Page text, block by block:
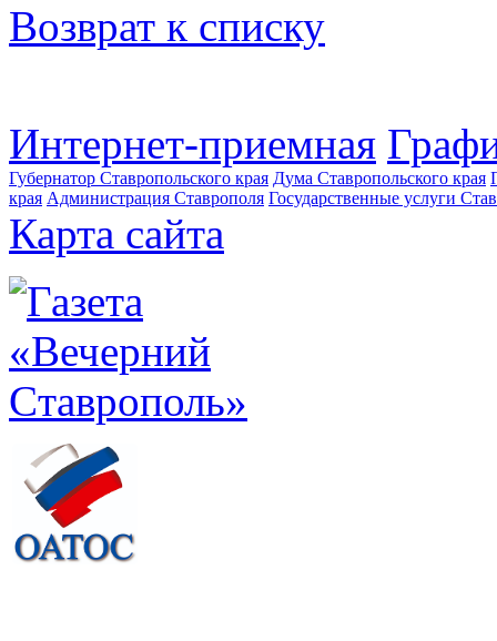
Возврат к списку
Интернет-приемная
Губернатор Ставропольского края Дума Ставропольского края
края Администрация Ставрополя Государственные услуги
Карта сайта